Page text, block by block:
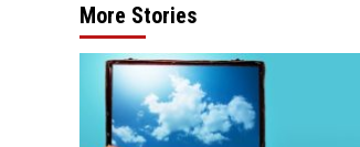
More Stories